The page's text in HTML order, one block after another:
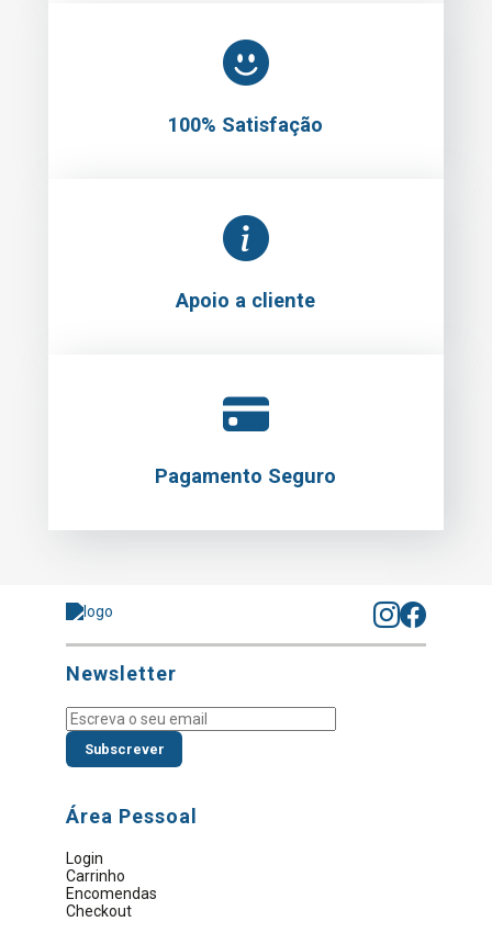
100% Satisfação
Apoio a cliente
Pagamento Seguro
Newsletter
Subscrever
Área Pessoal
Login
Carrinho
Encomendas
Checkout